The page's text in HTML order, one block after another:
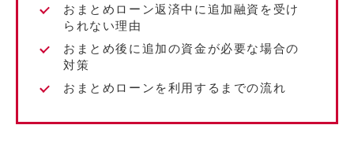
おまとめローン返済中に追加融資を受け
られない理由
おまとめ後に追加の資金が必要な場合の
対策
おまとめローンを利用するまでの流れ